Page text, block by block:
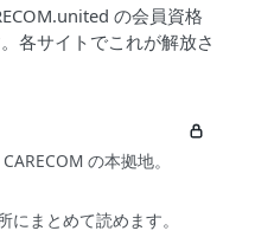
の会員資格
各サイトでこれが解放さ
の本拠地。
にまとめて読めます。